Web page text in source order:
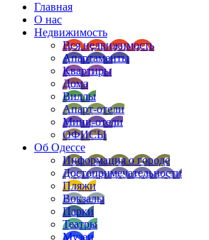
Главная
О нас
Недвижимость
Вся недвижимость
Апартаменты
Квартиры
Дома
Виллы
Апарт-отели
Мини-отели
ОФИСЫ
Об Одессе
Информация о городе
Достопримечательности
Пляжи
Вокзалы
Парки
Театры
Музеи